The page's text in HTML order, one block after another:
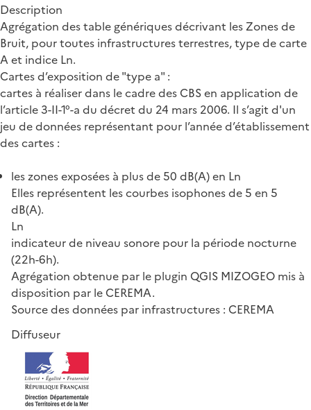
Description
Agrégation des table génériques décrivant les Zones de
Bruit, pour toutes infrastructures terrestres, type de carte
A et indice Ln.
Cartes d’exposition de "type a" :
cartes à réaliser dans le cadre des CBS en application de
l’article 3-II-1°-a du décret du 24 mars 2006. Il s’agit d'un
jeu de données représentant pour l’année d’établissement
des cartes :
les zones exposées à plus de 50 dB(A) en Ln
Elles représentent les courbes isophones de 5 en 5
dB(A).
Ln
indicateur de niveau sonore pour la période nocturne
(22h-6h).
Agrégation obtenue par le plugin QGIS MIZOGEO mis à
disposition par le CEREMA.
Source des données par infrastructures : CEREMA
Diffuseur